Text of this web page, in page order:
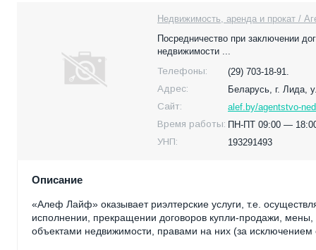
Недвижимость, аренда и прокат /
Посредничество при заключении
недвижимости ...
Телефоны:
(29) 703-18-91.
Адрес:
Беларусь, г. Лида,
Сайт:
alef.by/agentstvo-
Время работы: ПН-ПТ 09:00 —
УНП:
193291493
Описание
«Алеф Лайф» оказывает риэлтерские услуги, т.е.
исполнении, прекращении договоров купли-продажи,
объектами недвижимости, правами на них (за исключением